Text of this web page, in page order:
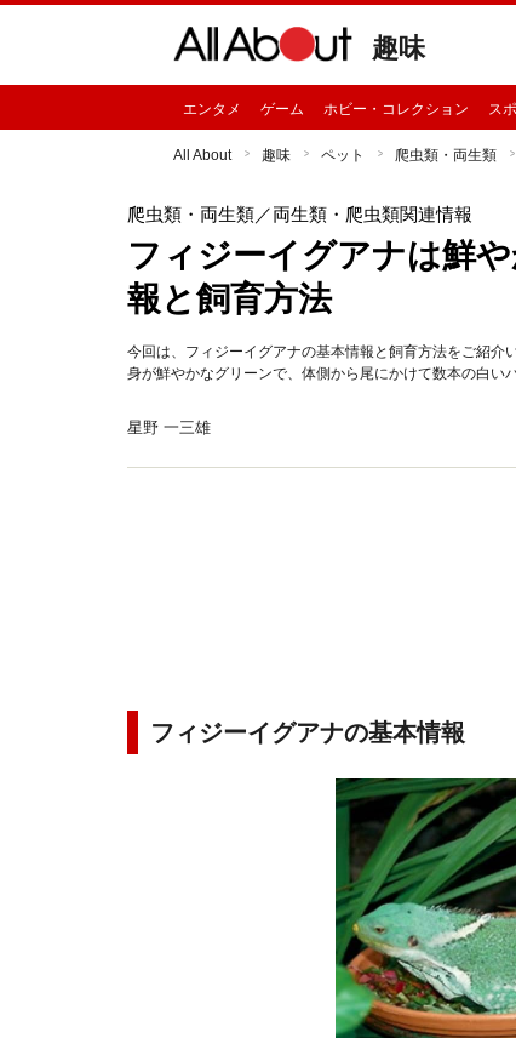
趣味
エンタメ ゲーム ホビー・コレクション ス
All About 趣味 ペット 爬虫類・両生類
爬虫類・両生類／両生類・爬虫類関連情報
フィジーイグアナは鮮
報と飼育方法
今回は、フィジーイグアナの基本情報と飼育方法をご紹
身が鮮やかなグリーンで、体側から尾にかけて数本の白い
星野 一三雄
フィジーイグアナの基本情報